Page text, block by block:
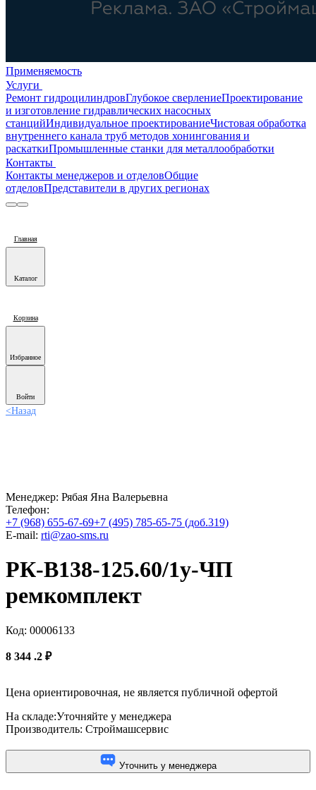
Применяемость
Услуги
Ремонт гидроцилиндровГлубокое сверлениеПроектирование
и изготовление гидравлических насосных
станцийИндивидуальное проектированиеЧистовая обработка
внутреннего канала труб методов хонингования и
раскаткиПромышленные станки для металлообработки
Контакты
Контакты менеджеров и отделовОбщие
отделовПредставители в других регионах
Главная
Каталог
Корзина
Избранное
Войти
<Назад
Менеджер: Рябая Яна Валерьевна
Телефон:
+7 (968) 655-67-69+7 (495) 785-65-75 (доб.319)
E-mail: rti@zao-sms.ru
РК-В138-125.60/1у-ЧП
ремкомплект
Код: 00006133
8 344 .2 ₽
Цена ориентировочная, не является публичной офертой
На складе:Уточняйте у менеджера
Производитель: Строймашсервис
Уточнить у менеджера